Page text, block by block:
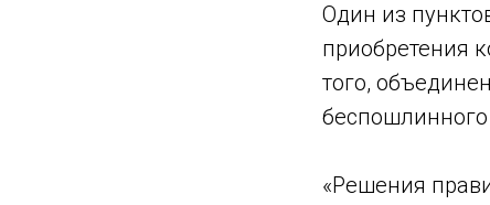
Один из
приобретения
того,
«Решения